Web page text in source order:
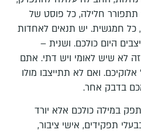
תתפורר חלילה, כל פוסט של
כל חמגשית. יש תנאים לאחדות
היום כולכם. ושנית –
לא שיש לאומי ויש דתי. אתם
ואם לא תתייצבו מולו
בדבק אחר.
במילה כולכם אלא יורד
תפקידים, אישי ציבור,